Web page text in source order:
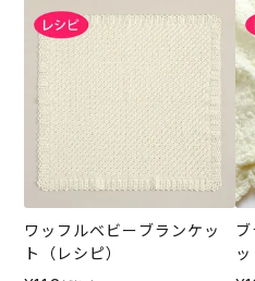
ワッフルベビーブランケッ
ト（レシピ）